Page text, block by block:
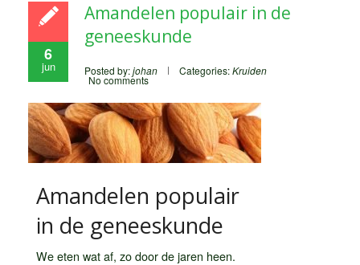
6
jun
Amandelen populair in de
geneeskunde
Posted by:johan Categories:Kruiden
No comments
Amandelen populair
in de geneeskunde
We eten wat af, zo door de jaren heen.